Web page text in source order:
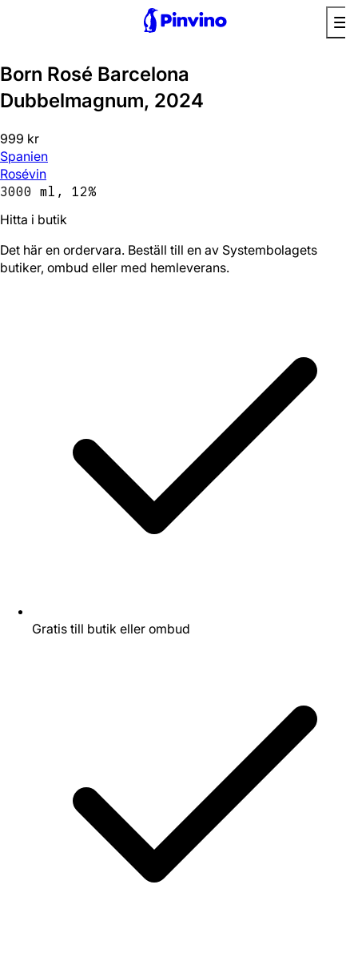
Born Rosé Barcelona
Dubbelmagnum, 2024
999 kr
Spanien
Rosévin
3000 ml, 12%
Hitta i butik
Det här en ordervara. Beställ till en av Systembolagets
butiker, ombud eller med hemleverans.
Gratis till butik eller ombud